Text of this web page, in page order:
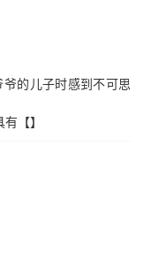
的儿子时感到不可思
【】